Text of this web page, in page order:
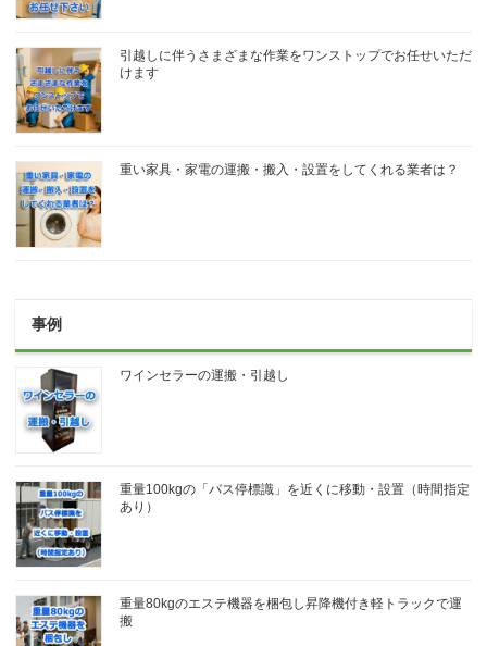
引越しに伴うさまざまな作業をワンストップでお任せいただ
けます
重い家具・家電の運搬・搬入・設置をしてくれる業者は？
事例
ワインセラーの運搬・引越し
重量100kgの「バス停標識」を近くに移動・設置（時間指定
あり）
重量80kgのエステ機器を梱包し昇降機付き軽トラックで運
搬